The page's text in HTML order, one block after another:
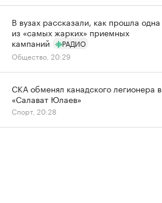
В вузах рассказали, как прошла одна
из «самых жарких» приемных
кампаний
РАДИО
Общество, 20:29
СКА обменял канадского легионера в
«Салават Юлаев»
Спорт, 20:28